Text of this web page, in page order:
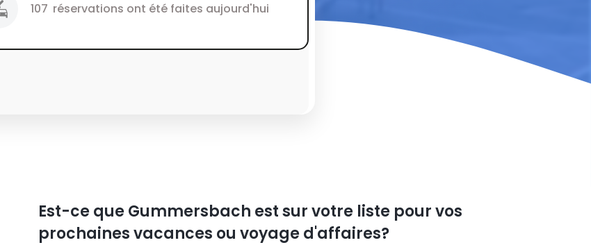
107 réservations ont été faites aujourd'hui
Est-ce que Gummersbach est sur votre liste pour vos
prochaines vacances ou voyage d'affaires?